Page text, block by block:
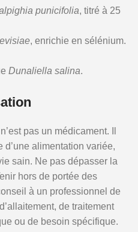
punicifolia, titré à 25
, enrichie en sélénium.
Dunaliella salina.
pas un médicament. Il
alimentation variée,
sain. Ne pas dépasser la
hors de portée des
à un professionnel de
de traitement
ou de besoin spécifique.